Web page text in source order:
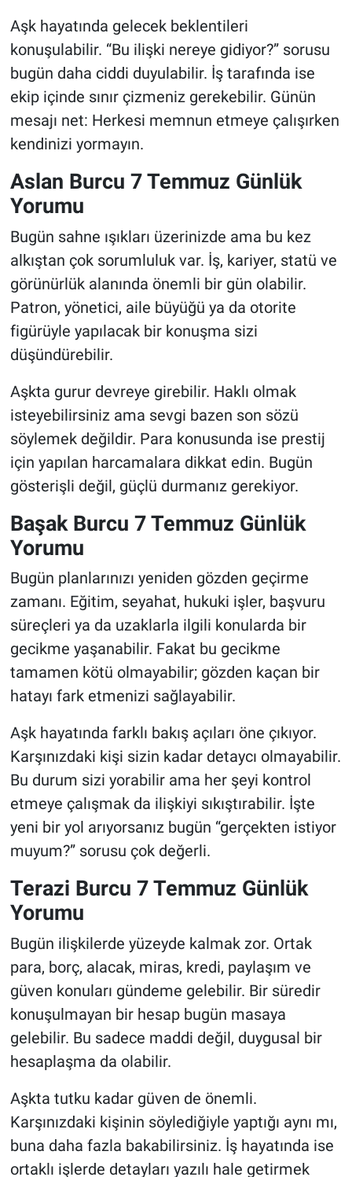
Aşk hayatında gelecek beklentileri
konuşulabilir. “Bu ilişki nereye gidiyor?” sorusu
bugün daha ciddi duyulabilir. İş tarafında ise
ekip içinde sınır çizmeniz gerekebilir. Günün
mesajı net: Herkesi memnun etmeye çalışırken
kendinizi yormayın.
Aslan Burcu 7 Temmuz Günlük
Yorumu
Bugün sahne ışıkları üzerinizde ama bu kez
alkıştan çok sorumluluk var. İş, kariyer, statü ve
görünürlük alanında önemli bir gün olabilir.
Patron, yönetici, aile büyüğü ya da otorite
figürüyle yapılacak bir konuşma sizi
düşündürebilir.
Aşkta gurur devreye girebilir. Haklı olmak
isteyebilirsiniz ama sevgi bazen son sözü
söylemek değildir. Para konusunda ise prestij
için yapılan harcamalara dikkat edin. Bugün
gösterişli değil, güçlü durmanız gerekiyor.
Başak Burcu 7 Temmuz Günlük
Yorumu
Bugün planlarınızı yeniden gözden geçirme
zamanı. Eğitim, seyahat, hukuki işler, başvuru
süreçleri ya da uzaklarla ilgili konularda bir
gecikme yaşanabilir. Fakat bu gecikme
tamamen kötü olmayabilir; gözden kaçan bir
hatayı fark etmenizi sağlayabilir.
Aşk hayatında farklı bakış açıları öne çıkıyor.
Karşınızdaki kişi sizin kadar detaycı olmayabilir.
Bu durum sizi yorabilir ama her şeyi kontrol
etmeye çalışmak da ilişkiyi sıkıştırabilir. İşte
yeni bir yol arıyorsanız bugün “gerçekten istiyor
muyum?” sorusu çok değerli.
Terazi Burcu 7 Temmuz Günlük
Yorumu
Bugün ilişkilerde yüzeyde kalmak zor. Ortak
para, borç, alacak, miras, kredi, paylaşım ve
güven konuları gündeme gelebilir. Bir süredir
konuşulmayan bir hesap bugün masaya
gelebilir. Bu sadece maddi değil, duygusal bir
hesaplaşma da olabilir.
Aşkta tutku kadar güven de önemli.
Karşınızdaki kişinin söylediğiyle yaptığı aynı mı,
buna daha fazla bakabilirsiniz. İş hayatında ise
ortaklı işlerde detayları yazılı hale getirmek